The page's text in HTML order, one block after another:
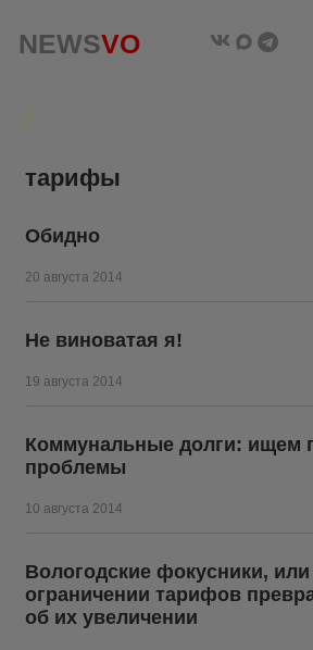
NEWSVO
NEWSVO
тарифы
Обидно
20 августа 2014
Не виноватая я!
19 августа 2014
Коммунальные долги: ищем
проблемы
10 августа 2014
Вологодские фокусники, или
ограничении тарифов
об их увеличении